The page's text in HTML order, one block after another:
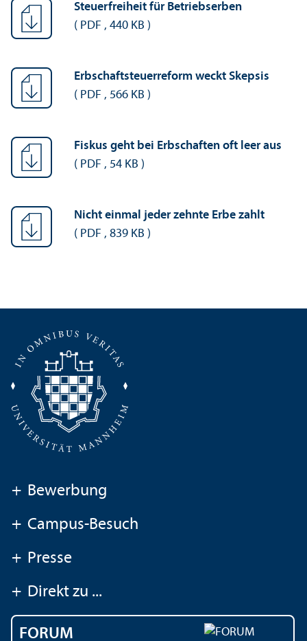
Steuerfreiheit für Betriebs­erben
( PDF , 440 KB )
Erbschafts­teuerreform weckt Skepsis
( PDF , 566 KB )
Fiskus geht bei Erbschaften oft leer aus
( PDF , 54 KB )
Nicht einmal jeder zehnte Erbe zahlt
( PDF , 839 KB )
+ Bewerbung
+ Campus-Besuch
+ Presse
+ Direkt zu ...
FORUM